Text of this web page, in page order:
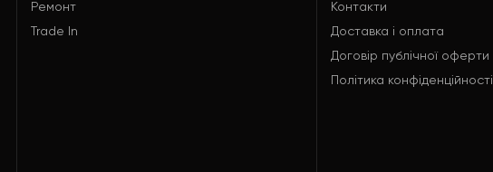
Ремонт
Trade In
Контакти
Доставка і оплата
Договір публічної оферти
Політика конфіденційності